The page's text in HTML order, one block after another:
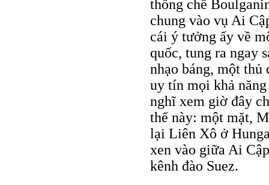
thống chế
chung vào vụ Ai
cái ý tưởng ấy về
quốc, tung ra ngay
nhạo báng, một
uy tín mọi khả
nghĩ xem giờ đây
thế này: một mặt,
lại Liên Xô ở
xen vào giữa Ai
kênh đào Suez.